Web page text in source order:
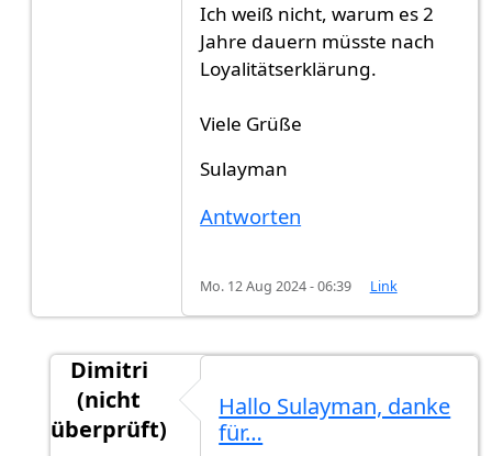
Ich weiß nicht, warum es 2
Jahre dauern müsste nach
Loyalitätserklärung.
Viele Grüße
Sulayman
Antworten
Mo. 12 Aug 2024 - 06:39 Link
Dimitri
(nicht
überprüft)
Hallo Sulayman, danke
für…